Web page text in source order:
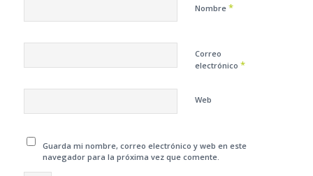
Nombre *
Correo
electrónico *
Web
Guarda mi nombre, correo electrónico y web en este
navegador para la próxima vez que comente.